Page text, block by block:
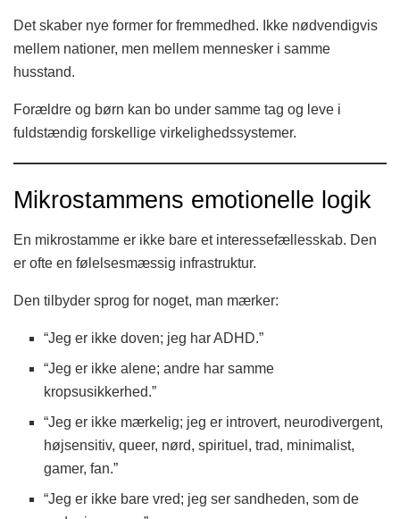
Det skaber nye former for fremmedhed. Ikke nødvendigvis
mellem nationer, men mellem mennesker i samme
husstand.
Forældre og børn kan bo under samme tag og leve i
fuldstændig forskellige virkelighedssystemer.
Mikrostammens emotionelle logik
En mikrostamme er ikke bare et interessefællesskab. Den
er ofte en følelsesmæssig infrastruktur.
Den tilbyder sprog for noget, man mærker:
“Jeg er ikke doven; jeg har ADHD.”
“Jeg er ikke alene; andre har samme
kropsusikkerhed.”
“Jeg er ikke mærkelig; jeg er introvert, neurodivergent,
højsensitiv, queer, nørd, spirituel, trad, minimalist,
gamer, fan.”
“Jeg er ikke bare vred; jeg ser sandheden, som de